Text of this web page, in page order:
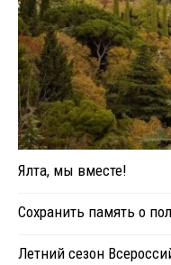
Ялта, мы вместе!
Сохранить память о
Летний сезон